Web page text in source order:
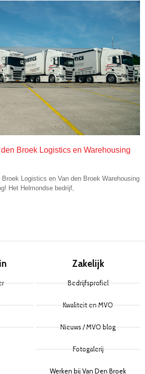
Broek Logistics en Warehousing
Logistics en Van den Broek Warehousing
Het Helmondse bedrijf,
Zakelijk
Bedrijfsprofiel
Kwaliteit en MVO
Nieuws / MVO blog
Fotogalerij
Werken bij Van Den Broek